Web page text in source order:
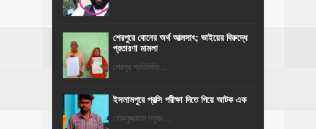
শেরপুরে বোনের অর্থ আত্মসাৎ; ভাইয়ের বিরুদ্ধে
প্রতারণা মামলা
শেরপুর প্রতিনিধিঃ ...
ইসলামপুরে প্রক্সি পরীক্ষা দিতে গিয়ে আটক এক
রোকনুজ্জামান সবুজঃ ...